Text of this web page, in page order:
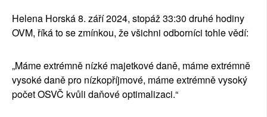
Helena Horská 8. září 2024, stopáž 33:30 druhé hodiny
OVM, říká to se zmínkou, že všichni odborníci tohle vědí:
„Máme extrémně nízké majetkové daně, máme extrémně
vysoké daně pro nízkopříjmové, máme extrémně vysoký
počet OSVČ kvůli daňové optimalizaci.“